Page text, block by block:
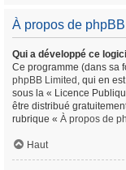
À propos de phpBB
Qui a développé ce
Ce programme (dans sa
phpBB Limited , qui en
sous la « Licence
être distribué
rubrique « À propos de
Haut